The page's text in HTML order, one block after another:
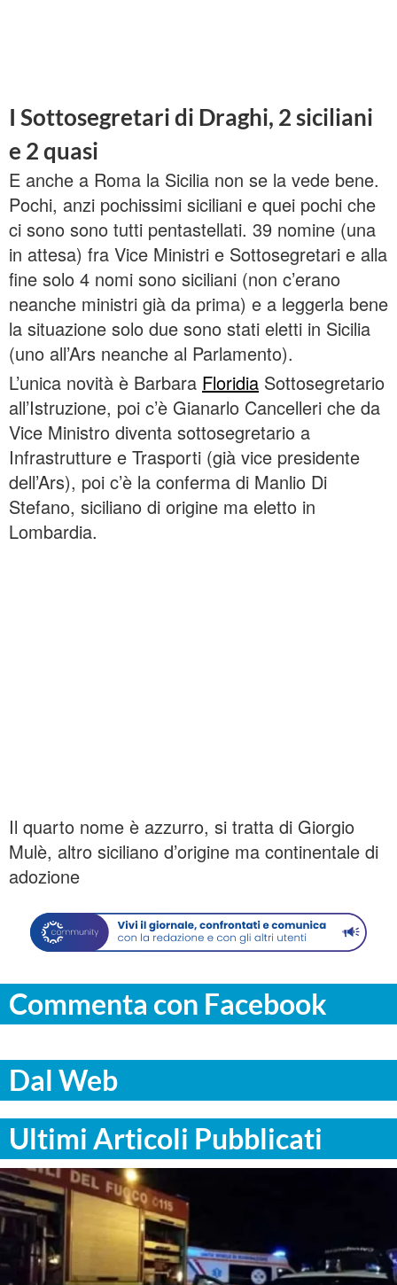
I Sottosegretari di Draghi, 2 siciliani
e 2 quasi
E anche a Roma la Sicilia non se la vede bene.
Pochi, anzi pochissimi siciliani e quei pochi che
ci sono sono tutti pentastellati. 39 nomine (una
in attesa) fra Vice Ministri e Sottosegretari e alla
fine solo 4 nomi sono siciliani (non c’erano
neanche ministri già da prima) e a leggerla bene
la situazione solo due sono stati eletti in Sicilia
(uno all’Ars neanche al Parlamento).
L’unica novità è Barbara Floridia Sottosegretario
all’Istruzione, poi c’è Gianarlo Cancelleri che da
Vice Ministro diventa sottosegretario a
Infrastrutture e Trasporti (già vice presidente
dell’Ars), poi c’è la conferma di Manlio Di
Stefano, siciliano di origine ma eletto in
Lombardia.
Il quarto nome è azzurro, si tratta di Giorgio
Mulè, altro siciliano d’origine ma continentale di
adozione
Commenta con Facebook
Dal Web
Ultimi Articoli Pubblicati